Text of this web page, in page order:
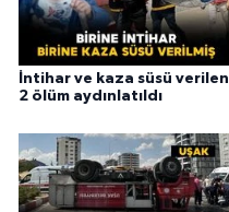
İntihar ve kaza süsü verilen
2 ölüm aydınlatıldı